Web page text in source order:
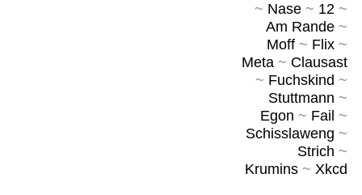
~ Nase~ 12~
Am Rande~
Moff~ Flix~
Meta~ Clausast
~ Fuchskind ~
Stuttmann ~
Egon ~ Fail ~
Schisslaweng ~
Strich ~
Krumins~ Xkcd